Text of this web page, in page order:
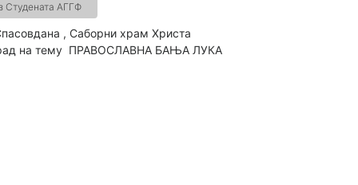
Студената АГГФ
, Саборни храм Христа
рад на тему ПРАВОСЛАВНА БАЊА ЛУКА